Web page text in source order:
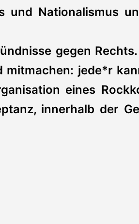
und Nationalismus
gegen
jede*r
eines
innerhalb der